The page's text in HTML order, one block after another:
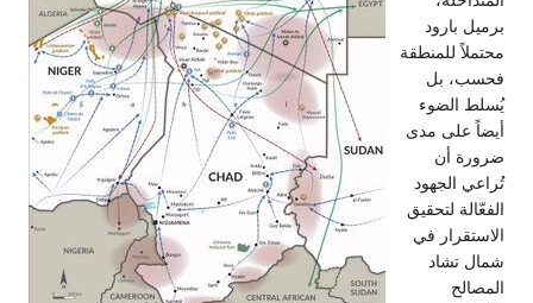
برميل بارود
محتملاً للمنطقة
فحسب، بل
يُسلط الضوء
أيضاً على مدى
ضرورة أن
تُراعي الجهود
الفعّالة لتحقيق
الاستقرار في
شمال تشاد
المصالح